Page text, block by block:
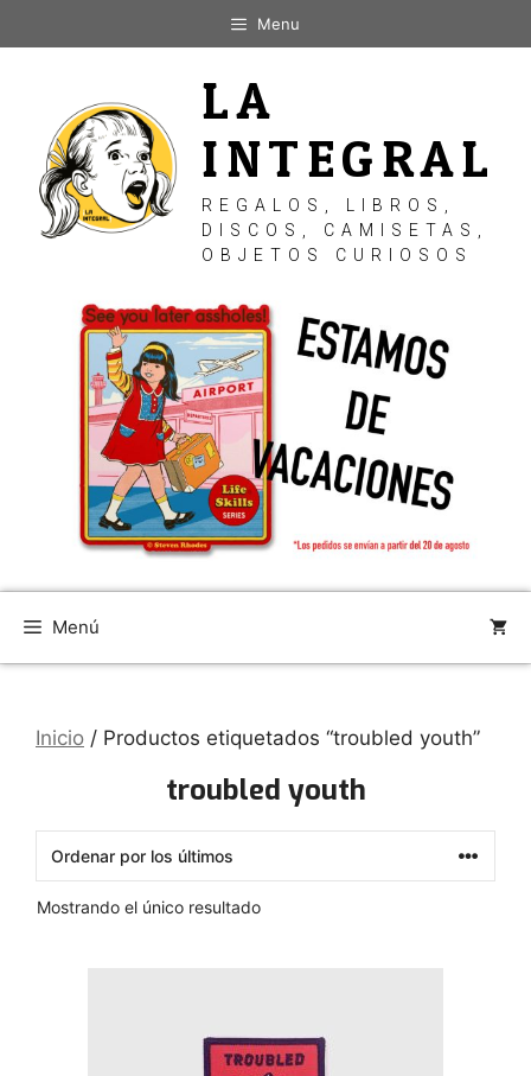
al
Menu
LA
INTEGRAL
REGALOS, LIBROS,
DISCOS, CAMISETAS,
OBJETOS CURIOSOS
Menú
Inicio / Productos etiquetados “troubled youth”
troubled youth
Mostrando el único resultado